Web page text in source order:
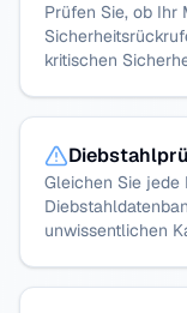
Prüfen Sie, ob Ihr
kritischen
Gleichen Sie jede
unwissentlichen